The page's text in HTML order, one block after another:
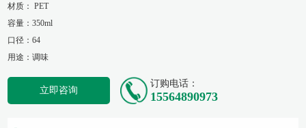
材质： PET
容量：350ml
口径：64
用途：调味
立即咨询
订购电话：
15564890973